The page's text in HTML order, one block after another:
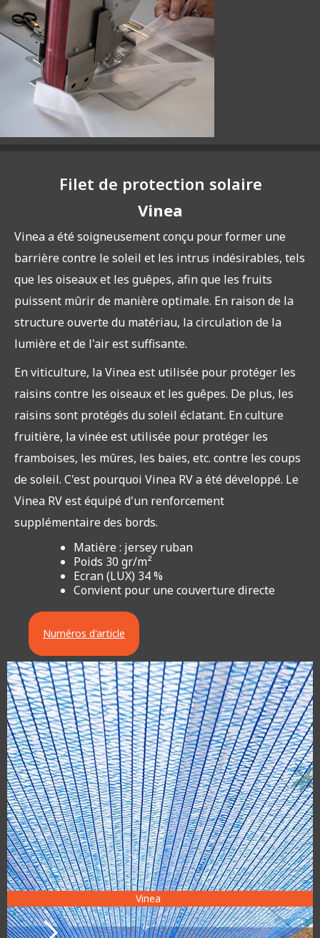
Filet de protection solaire
Vinea
Vinea a été soigneusement conçu pour former une
barrière contre le soleil et les intrus indésirables, tels
que les oiseaux et les guêpes, afin que les fruits
puissent mûrir de manière optimale. En raison de la
structure ouverte du matériau, la circulation de la
lumière et de l'air est suffisante.
En viticulture, la Vinea est utilisée pour protéger les
raisins contre les oiseaux et les guêpes. De plus, les
raisins sont protégés du soleil éclatant. En culture
fruitière, la vinée est utilisée pour protéger les
framboises, les mûres, les baies, etc. contre les coups
de soleil. C'est pourquoi Vinea RV a été développé. Le
Vinea RV est équipé d'un renforcement
supplémentaire des bords.
Matière : jersey ruban
Poids 30 gr/m²
Ecran (LUX) 34 %
Convient pour une couverture directe
Numéros d'article
Vinea